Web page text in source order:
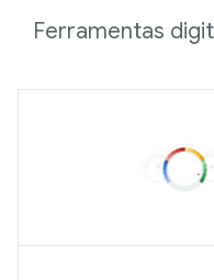
Ferramentas